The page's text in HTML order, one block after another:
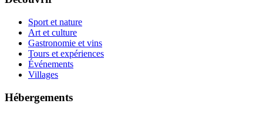
Sport et nature
Art et culture
Gastronomie et vins
Tours et expériences
Événements
Villages
Hébergements